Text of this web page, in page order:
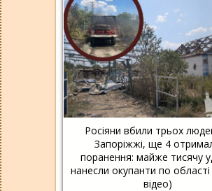
Росіяни вбили трьох
Запоріжжі, ще 4
поранення: майже тисячу
нанесли окупанти по
відео)